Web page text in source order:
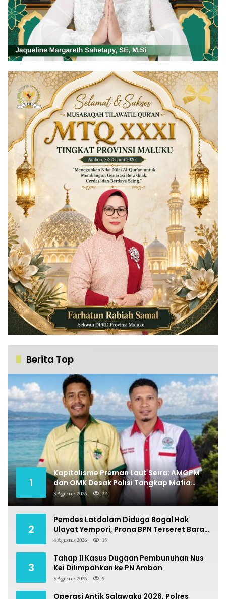
Berita Top
1
Kapitalisme Preman Laut Seira: AMGPM
dan OMK Desak Polisi Tangkap Mafia
Pungli
3 Agustus 2026 22
2
Pemdes Latdalam Diduga Bagal Hak
Ulayat Yempori, Prona BPN Terseret Bara
Sengketa
4 Agustus 2026 15
3
Tahap II Kasus Dugaan Pembunuhan Nus
Kei Dilimpahkan ke PN Ambon
5 Agustus 2026 9
Operasi Antik Salawaku 2026, Polres